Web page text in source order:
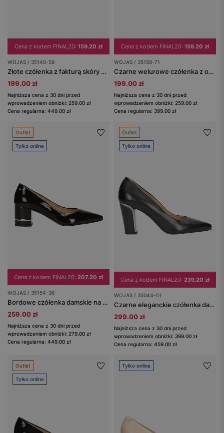
Cena z kodem FINAL20: 159.20 zł
WOJAS / 35140-58
Złote czółenka z fakturą skóry węża na niskim obcasie
199.00 zł
Najniższa cena z 30 dni przed
wprowadzeniem obniżki: 259.00 zł
Cena regularna: 449.00 zł
Cena z kodem FINAL20: 159.20 zł
WOJAS / 35158-71
Czarne welurowe czółenka z odkrytą piętą i z ozdobną kokardką
199.00 zł
Najniższa cena z 30 dni przed
wprowadzeniem obniżki: 259.00 zł
Cena regularna: 399.00 zł
Outlet
Tylko online
Cena z kodem FINAL20: 207.20 zł
WOJAS / 35154-36
Bordowe czółenka damskie na ozdobionym obcasie
259.00 zł
Najniższa cena z 30 dni przed
wprowadzeniem obniżki: 279.00 zł
Cena regularna: 449.00 zł
Outlet
Tylko online
Cena z kodem FINAL20: 239.20 zł
WOJAS / 35044-51
Czarne eleganckie czółenka damskie na słupku
299.00 zł
Najniższa cena z 30 dni przed
wprowadzeniem obniżki: 399.00 zł
Cena regularna: 459.00 zł
Outlet
Tylko online
Tylko online